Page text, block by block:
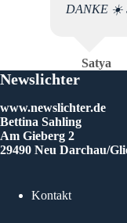
DANKE ☀️
Satya
Newslichter
www.newslichter.de
Bettina Sahling
Am Gieberg 2
29490 Neu Darchau/
Kontakt